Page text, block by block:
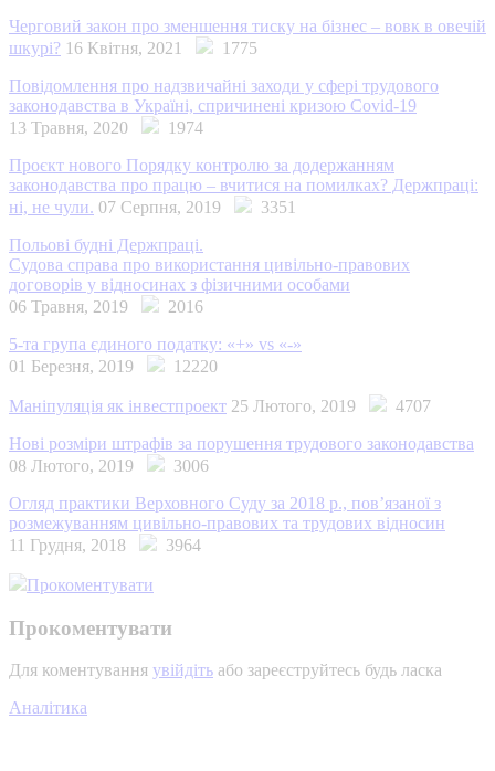
Черговий закон про зменшення тиску на бізнес – вовк в овечій
шкурі? 16 Квітня, 2021
1775
Повідомлення про надзвичайні заходи у сфері трудового
законодавства в Україні, спричинені кризою Covid-19
13 Травня, 2020
1974
Проєкт нового Порядку контролю за додержанням
законодавства про працю – вчитися на помилках? Держпраці:
ні, не чули. 07 Серпня, 2019
3351
Польові будні Держпраці.
Судова справа про використання цивільно-правових
договорів у відносинах з фізичними особами
06 Травня, 2019
2016
5-та група єдиного податку: «+» vs «-»
01 Березня, 2019
12220
Маніпуляція як інвестпроект 25 Лютого, 2019
4707
Нові розміри штрафів за порушення трудового законодавства
08 Лютого, 2019
3006
Огляд практики Верховного Суду за 2018 р., пов’язаної з
розмежуванням цивільно-правових та трудових відносин
11 Грудня, 2018
3964
Прокоментувати
Прокоментувати
Для коментування увійдіть або зареєструйтесь будь ласка
Аналітика